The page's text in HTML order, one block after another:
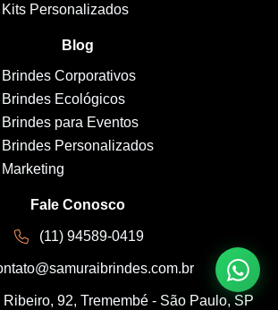
Kits Personalizados
Blog
Brindes Corporativos
Brindes Ecológicos
Brindes para Eventos
Brindes Personalizados
Marketing
Fale Conosco
(11) 94589-0419
Ribeiro, 92, Tremembé - São Paulo, SP